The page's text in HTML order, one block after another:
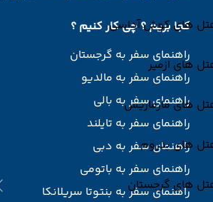
های کوش آداسی
های ازمیر
های مارماریس
های بدروم
های گرجستان
کجا بریم ؟ چی کار کنیم ؟
راهنمای سفر به گرجستان
راهنمای سفر به مالدیو
راهنمای سفر به بالی
راهنمای سفر به تایلند
راهنمای سفر به دبی
راهنمای سفر به باتومی
راهنمای سفر به بنتوتا سریلانکا